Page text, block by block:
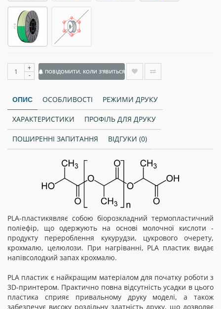
+
-
ПОВІДОМИТИ, КОЛИ З'ЯВИТЬСЯ
ОПИС ОСОБЛИВОСТІ РЕЖИМИ ДРУКУ
ХАРАКТЕРИСТИКИ ПРОФІЛЬ ДЛЯ ДРУКУ
ПОШИРЕННІ ЗАПИТАННЯ ВІДГУКИ (0)
PLA-пластикявляє собою біорозкладний термопластичний
поліефір, що одержують на основі молочної кислоти -
продукту перероблення кукурудзи, цукрового очерету,
крохмалю, целюлози. При нагріванні, PLA пластик видає
напівсолодкий запах крохмалю.
PLA пластик є найкращим матеріалом для початку роботи з
3D-принтером. Практично повна відсутність усадки в цього
пластика сприяє привальному друку моделі, а також
забезпечує високу роздільну здатність друку, що дозволяє